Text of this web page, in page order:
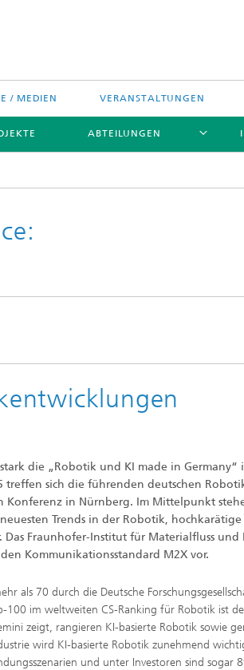
/ MEDIEN VERANSTALTUNGEN
ABTEILUNGEN
die „Robotik und KI made in Germany“
treffen sich die führenden deutschen
Konferenz in Nürnberg. Im Mittelpunkt
Trends in der Robotik, hochkarätige
Das Fraunhofer-Institut für Materialfluss und
Kommunikationsstandard M2X vor.
als 70 durch die Deutsche
100 im weltweiten CS-Ranking für Robotik ist
zeigt, rangieren KI-basierte Robotik sowie
wird KI-basierte Robotik zunehmend
und unter Investoren sind sogar